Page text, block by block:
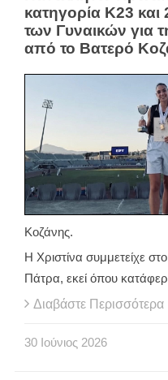
κατηγορία Κ23
των Γυναικών για
από το Βατερό
Κοζάνης.
Η Χριστίνα συμμετείχε
Πάτρα, εκεί όπου
Διαβάστε Περισσότερα
30 Ιούνιος 2026